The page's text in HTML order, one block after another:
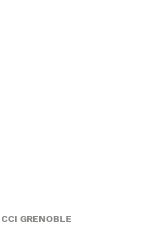
GRENOBLE